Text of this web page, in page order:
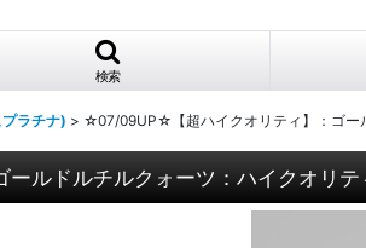
検索
ラチナ) > ☆07/09UP☆【超ハイクオリティ】：ゴー
ドルチルクォーツ：ハイクオリテ